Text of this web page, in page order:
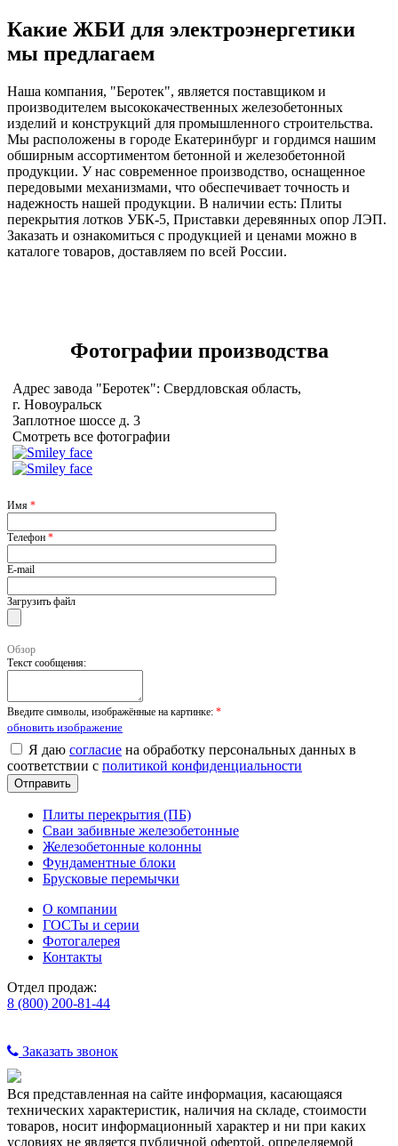
Какие ЖБИ для электроэнергетики
мы предлагаем
Наша компания, "Беротек", является поставщиком и
производителем высококачественных железобетонных
изделий и конструкций для промышленного строительства.
Мы расположены в городе Екатеринбург и гордимся нашим
обширным ассортиментом бетонной и железобетонной
продукции. У нас современное производство, оснащенное
передовыми механизмами, что обеспечивает точность и
надежность нашей продукции. В наличии есть: Плиты
перекрытия лотков УБК-5, Приставки деревянных опор ЛЭП.
Заказать и ознакомиться с продукцией и ценами можно в
каталоге товаров, доставляем по всей России.
Фотографии производства
Адрес завода "Беротек": Свердловская область,
г. Новоуральск
Заплотное шоссе д. 3
Смотреть все фотографии
Имя *
Телефон *
E-mail
Загрузить файл
Обзор
Текст сообщения:
Введите символы, изображённые на картинке: *
обновить изображение
Я даю согласие на обработку персональных данных в
соответствии с политикой конфиденциальности
Плиты перекрытия (ПБ)
Сваи забивные железобетонные
Железобетонные колонны
Фундаментные блоки
Брусковые перемычки
О компании
ГОСТы и серии
Фотогалерея
Контакты
Отдел продаж:
8 (800) 200-81-44
Заказать звонок
Вся представленная на сайте информация, касающаяся
технических характеристик, наличия на складе, стоимости
товаров, носит информационный характер и ни при каких
условиях не является публичной офертой, определяемой